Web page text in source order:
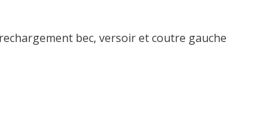
bec, versoir et coutre gauche